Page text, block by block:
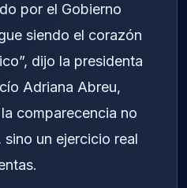
por el Gobierno
siendo el corazón
dijo la presidenta
Adriana Abreu,
comparecencia no
sino un ejercicio real